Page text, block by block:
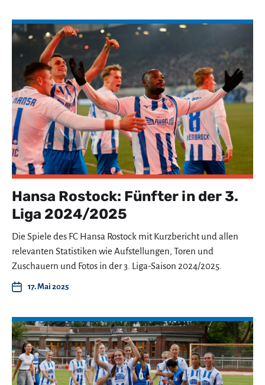
Hansa Rostock: Fünfter in der 3.
Liga 2024/2025
Die Spiele des FC Hansa Rostock mit Kurzbericht und allen
relevanten Statistiken wie Aufstellungen, Toren und
Zuschauern und Fotos in der 3. Liga-Saison 2024/2025.
17. Mai 2025